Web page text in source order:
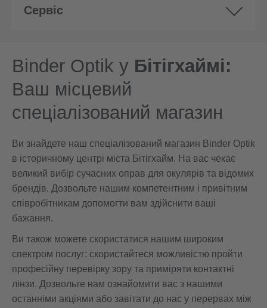
Сервіс
Binder Optik у Бітігхаймі:
Ваш місцевий
спеціалізований магазин
Ви знайдете наш спеціалізований магазин Binder Optik
в історичному центрі міста Бітігхайм. На вас чекає
великий вибір сучасних оправ для окулярів та відомих
брендів. Дозвольте нашим компетентним і привітним
співробітникам допомогти вам здійснити ваші
бажання.
Ви також можете скористатися нашим широким
спектром послуг: скористайтеся можливістю пройти
професійну перевірку зору та приміряти контактні
лінзи. Дозвольте нам ознайомити вас з нашими
останніми акціями або завітати до нас у перервах між